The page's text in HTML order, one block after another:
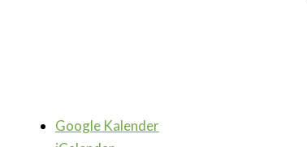
Google Kalender